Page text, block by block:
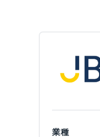
España (Español)
業種